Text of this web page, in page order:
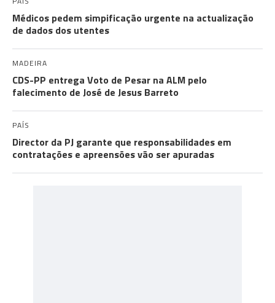
Médicos pedem simpificação urgente na actualização
de dados dos utentes
MADEIRA
CDS-PP entrega Voto de Pesar na ALM pelo
falecimento de José de Jesus Barreto
PAÍS
Director da PJ garante que responsabilidades em
contratações e apreensões vão ser apuradas